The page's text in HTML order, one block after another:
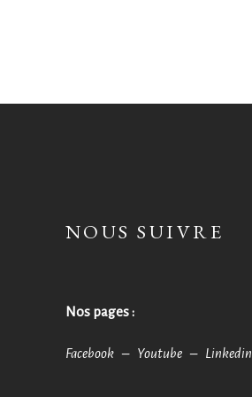
NOUS SUIVRE
Nos pages :
Facebook – Youtube – Linkedin